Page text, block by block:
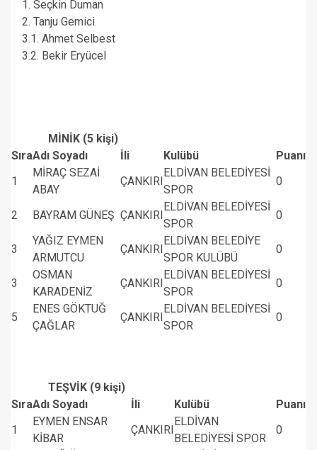
1. Seçkin Duman
2. Tanju Gemici
3.1. Ahmet Selbest
3.2. Bekir Eryücel
MİNİK (5 kişi)
SıraAdı Soyadı İli Kulübü
Puanı
1
MİRAÇ SEZAİ
ABAY
ÇANKIRI
ELDİVAN BELEDİYESİ
SPOR
0
2 BAYRAM GÜNEŞ ÇANKIRI
ELDİVAN BELEDİYESİ
SPOR
0
3
YAĞIZ EYMEN
ARMUTCU
ÇANKIRI
ELDİVAN BELEDİYE
SPOR KULÜBÜ
0
3
OSMAN
KARADENİZ
ÇANKIRI
ELDİVAN BELEDİYESİ
SPOR
0
5
ENES GÖKTUĞ
ÇAĞLAR
ÇANKIRI
ELDİVAN BELEDİYESİ
SPOR
0
TEŞVİK (9 kişi)
SıraAdı Soyadı İli Kulübü
Puanı
1
EYMEN ENSAR
KİBAR
ÇANKIRI
ELDİVAN
BELEDİYESİ SPOR
0